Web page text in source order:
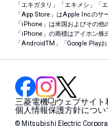
「エキガタリ」「エキメシ」「
「App Store」はApple Inc.のサ
「iPhone」は米国およびその他
「iPhone」の商標はアイホン株
「AndroidTM 」「Google Play
三菱電機
ウェブサイト
個人情報保護方針につい
© Mitsubishi Electric